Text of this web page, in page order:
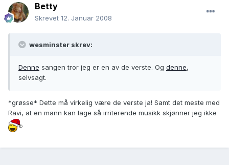
Betty
Skrevet 12. Januar 2008
wesminster skrev:
Denne sangen tror jeg er en av de verste. Og denne,
selvsagt.
*grøsse* Dette må virkelig være de verste ja! Samt det meste med
Ravi, at en mann kan lage så irriterende musikk skjønner jeg ikke